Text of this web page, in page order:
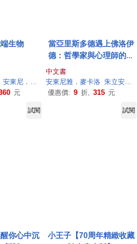
生物
安東尼．帕隆比
潘震澤
元
當亞里斯多德遇上佛洛伊
德：哲學家與心理師的人
中文書
安東尼雅．麥卡洛 朱立安．巴吉尼
優惠價: 9 折, 315 元
試閱 試閱
你心中沉
小王子【70周年精緻收藏